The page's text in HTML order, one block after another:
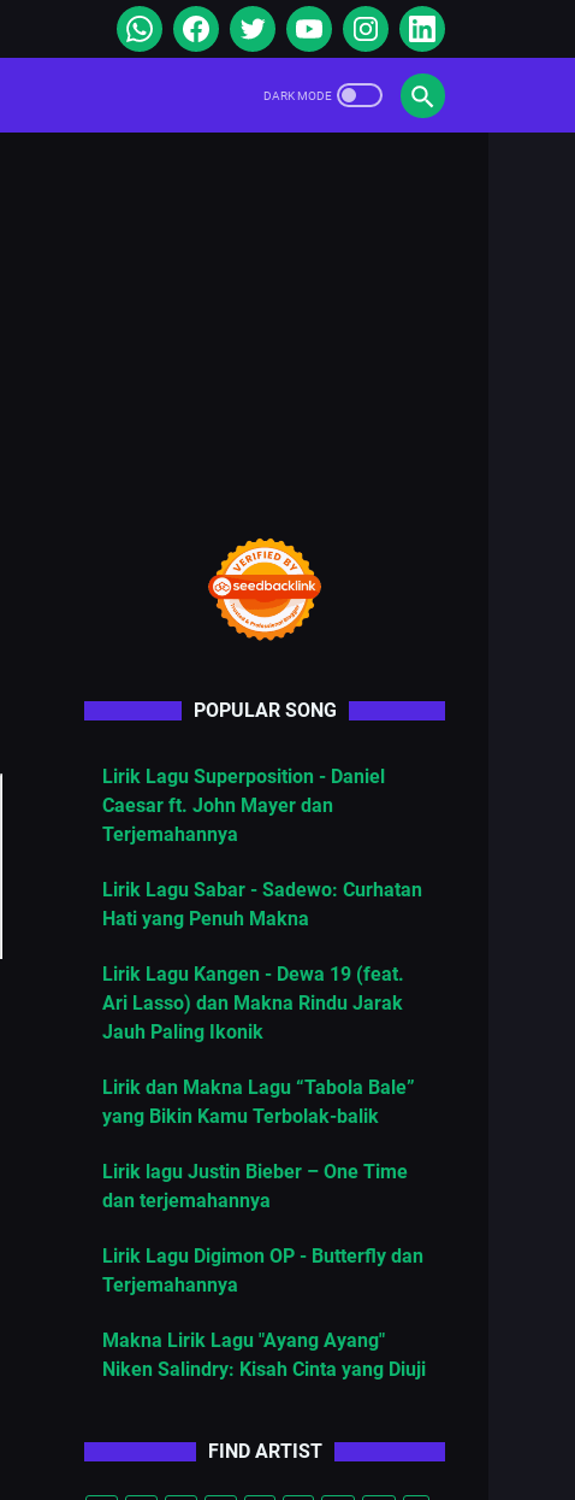
POPULAR SONG
Lirik Lagu Superposition - Daniel
Caesar ft. John Mayer dan
Terjemahannya
Lirik Lagu Sabar - Sadewo: Curhatan
Hati yang Penuh Makna
Lirik Lagu Kangen - Dewa 19 (feat.
Ari Lasso) dan Makna Rindu Jarak
Jauh Paling Ikonik
Lirik dan Makna Lagu “Tabola Bale”
yang Bikin Kamu Terbolak-balik
Lirik lagu Justin Bieber – One Time
dan terjemahannya
Lirik Lagu Digimon OP - Butterfly dan
Terjemahannya
Makna Lirik Lagu "Ayang Ayang"
Niken Salindry: Kisah Cinta yang Diuji
FIND ARTIST